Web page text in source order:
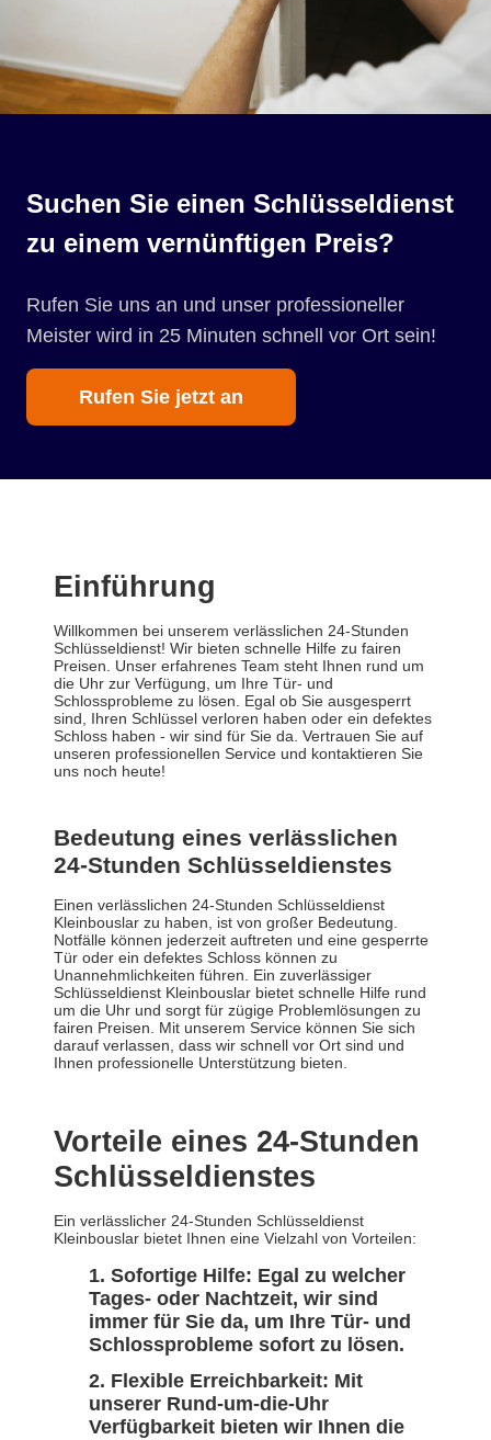
Suchen Sie einen Schlüsseldienst
zu einem vernünftigen Preis?
Rufen Sie uns an und unser professioneller
Meister wird in 25 Minuten schnell vor Ort sein!
Rufen Sie jetzt an
Einführung
Willkommen bei unserem verlässlichen 24-Stunden
Schlüsseldienst! Wir bieten schnelle Hilfe zu fairen
Preisen. Unser erfahrenes Team steht Ihnen rund um
die Uhr zur Verfügung, um Ihre Tür- und
Schlossprobleme zu lösen. Egal ob Sie ausgesperrt
sind, Ihren Schlüssel verloren haben oder ein defektes
Schloss haben - wir sind für Sie da. Vertrauen Sie auf
unseren professionellen Service und kontaktieren Sie
uns noch heute!
Bedeutung eines verlässlichen
24-Stunden Schlüsseldienstes
Einen verlässlichen 24-Stunden Schlüsseldienst
Kleinbouslar zu haben, ist von großer Bedeutung.
Notfälle können jederzeit auftreten und eine gesperrte
Tür oder ein defektes Schloss können zu
Unannehmlichkeiten führen. Ein zuverlässiger
Schlüsseldienst Kleinbouslar bietet schnelle Hilfe rund
um die Uhr und sorgt für zügige Problemlösungen zu
fairen Preisen. Mit unserem Service können Sie sich
darauf verlassen, dass wir schnell vor Ort sind und
Ihnen professionelle Unterstützung bieten.
Vorteile eines 24-Stunden
Schlüsseldienstes
Ein verlässlicher 24-Stunden Schlüsseldienst
Kleinbouslar bietet Ihnen eine Vielzahl von Vorteilen:
Sofortige Hilfe: Egal zu welcher
Tages- oder Nachtzeit, wir sind
immer für Sie da, um Ihre Tür- und
Schlossprobleme sofort zu lösen.
Flexible Erreichbarkeit: Mit
unserer Rund-um-die-Uhr
Verfügbarkeit bieten wir Ihnen die